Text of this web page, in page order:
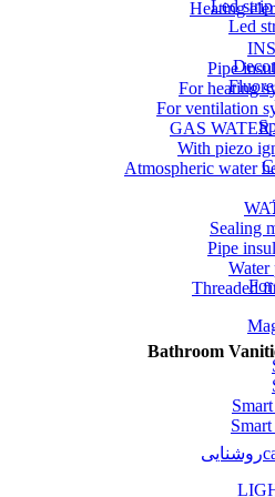
Heating
Pipe
For heating
For ventilation
GAS
With piezo
Atmospheric water
Sealing
Pipe
Water
Threaded
Bathroom
روشنایی
Led strip
Led